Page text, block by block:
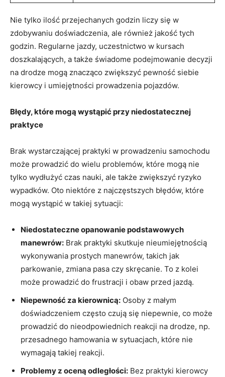
Nie tylko ilość przejechanych godzin ⁣liczy się ⁢w
zdobywaniu doświadczenia, ⁢ale również ⁤jakość tych
⁤godzin. Regularne jazdy, uczestnictwo w kursach
doszkalających, a także świadome podejmowanie decyzji⁣
na drodze mogą znacząco zwiększyć pewność ⁣siebie
kierowcy i umiejętności prowadzenia ​pojazdów. ⁢
Błędy,⁢ które mogą‌ wystąpić przy niedostatecznej
praktyce
Brak ⁢wystarczającej praktyki w‌ prowadzeniu samochodu
może prowadzić do wielu problemów,​ które mogą nie​
tylko wydłużyć czas ⁢nauki, ‌ale‍ także‍ zwiększyć ryzyko
wypadków. Oto niektóre z najczęstszych błędów, które
mogą wystąpić w takiej sytuacji:
Niedostateczne opanowanie podstawowych
manewrów: Brak praktyki skutkuje nieumiejętnością
wykonywania prostych ‌manewrów, takich‌ jak
parkowanie, zmiana pasa⁤ czy skręcanie. To z kolei‌
może prowadzić⁣ do frustracji i obaw przed jazdą.
Niepewność za kierownicą: Osoby z małym
doświadczeniem często czują się niepewnie, co może
⁣prowadzić do nieodpowiednich reakcji na​ drodze, np.
przesadnego hamowania w ⁣sytuacjach, które nie​
wymagają takiej reakcji.
Problemy z oceną odległości: Bez praktyki kierowcy